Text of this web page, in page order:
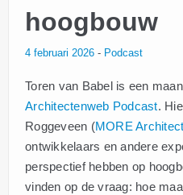
hoogbouw
4 februari 2026 - Podcast
Toren van Babel is een
Architectenweb Podcast.
Roggeveen (MORE
ontwikkelaars en andere
perspectief hebben op
vinden op de vraag: hoe